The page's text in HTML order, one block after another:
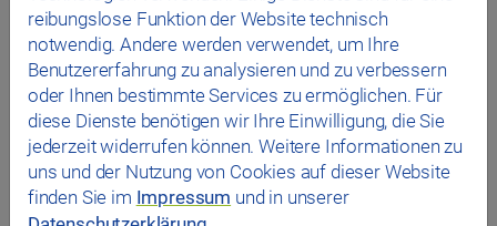
Nachhaltigkeit
reibungslose Funktion der Website technisch
notwendig. Andere werden verwendet, um Ihre
Benutzererfahrung zu analysieren und zu verbessern
oder Ihnen bestimmte Services zu ermöglichen. Für
diese Dienste benötigen wir Ihre Einwilligung, die Sie
jederzeit widerrufen können. Weitere Informationen zu
uns und der Nutzung von Cookies auf dieser Website
finden Sie im Impressum und in unserer